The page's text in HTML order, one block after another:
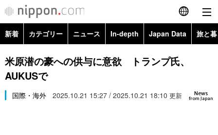
English
简体字
カテゴリー
新着 カテゴリー ニュース In-depth Japan Data 旅と
政治・外交
経済・ビジネス
米原潜の豪への供与に意欲 トランプ氏、
AUKUSで
News
from Japan
国際・海外 2025.10.21 15:27 / 2025.10.21 18:10 更新